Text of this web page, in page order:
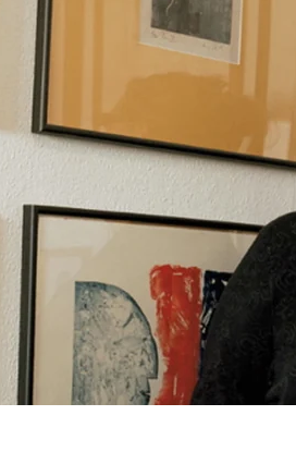
nord
wahrheit
verlag
veranstaltungen
shop
fragen & hilfe
unterstützen
abo